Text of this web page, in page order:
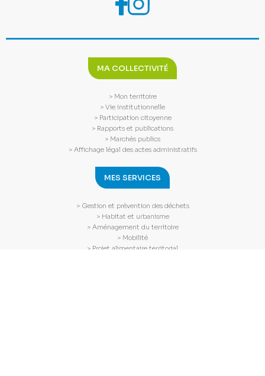
MA COLLECTIVITÉ
> Mon territoire
> Vie institutionnelle
> Participation citoyenne
> Rapports et publications
> Marchés publics
> Affichage légal des actes administratifs
MES SERVICES
> Gestion et prévention des déchets
> Habitat et urbanisme
> Aménagement du territoire
> Mobilité
> Projet alimentaire territorial